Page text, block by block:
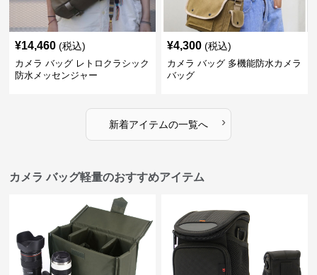
¥14,460 (税込)
カメラ バッグ レトロクラシック
防水メッセンジャー
¥4,300 (税込)
カメラ バッグ 多機能防水カメラ
バッグ
新着アイテムの一覧へ ›
カメラ バッグ軽量のおすすめアイテム